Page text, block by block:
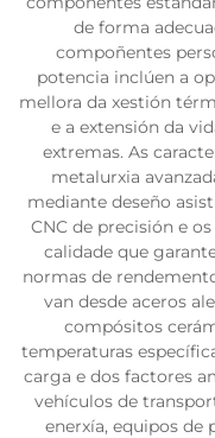
de forma
compoñentes
potencia inclúen a
mellora da xestión
e a extensión da
extremas. As
metalurxia
mediante deseño
CNC de precisión e
calidade que
normas de
van desde aceros
compósitos
temperaturas
carga e dos factores
vehículos de
enerxía, equipos de